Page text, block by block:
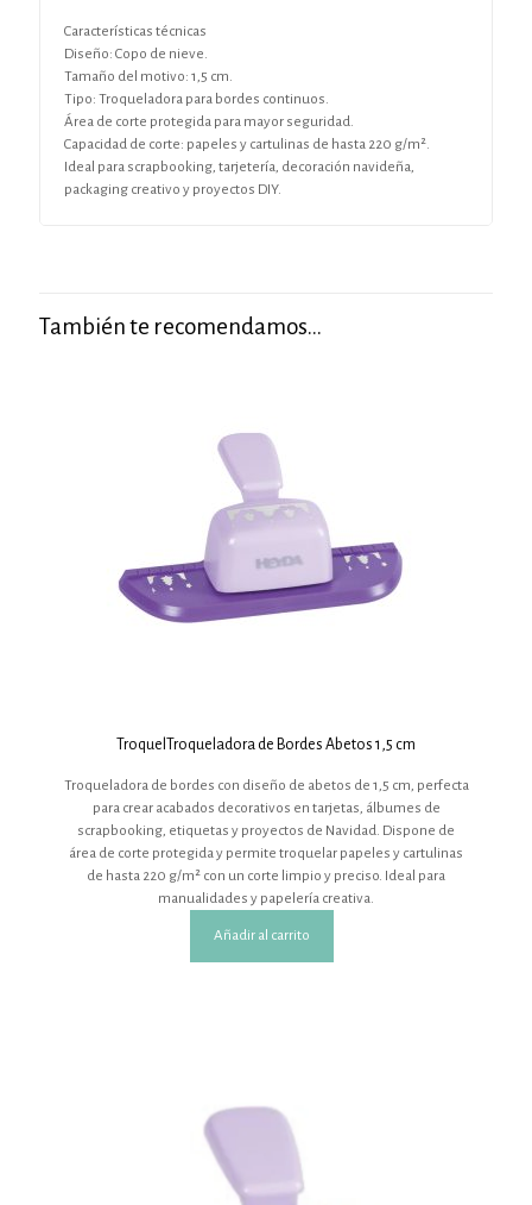
Características técnicas
Diseño: Copo de nieve.
Tamaño del motivo: 1,5 cm.
Tipo: Troqueladora para bordes continuos.
Área de corte protegida para mayor seguridad.
Capacidad de corte: papeles y cartulinas de hasta 220 g/m².
Ideal para scrapbooking, tarjetería, decoración navideña,
packaging creativo y proyectos DIY.
También te recomendamos…
TroquelTroqueladora de Bordes Abetos 1,5 cm
Troqueladora de bordes con diseño de abetos de 1,5 cm, perfecta
para crear acabados decorativos en tarjetas, álbumes de
scrapbooking, etiquetas y proyectos de Navidad. Dispone de
área de corte protegida y permite troquelar papeles y cartulinas
de hasta 220 g/m² con un corte limpio y preciso. Ideal para
manualidades y papelería creativa.
Añadir al carrito